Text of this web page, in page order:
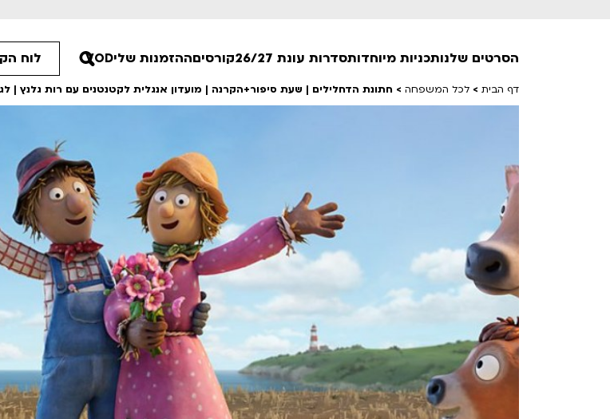
הסרטים שלנו
הקרנות על פופים
מועדון אנגלית לקטנטנים
מועדון אנגלית לכל המשפחה
ראשון בקולנוע
אפטר בסינמטק
Teen Screen
קולנוע ישראלי
לפי ימים
הדרכים הלא ידועות
סיפורי קיץ
לפרטים
תכניות מיוחדותסדרות עונת 26/27 קורסיםההזמנות שליVOD לוח
דף הבית > לכל המשפחה > חתונת הדחלילים | שעת סיפור+הקרנה | מועדון אנגלית לקטנטנים עם רות גלנץ |